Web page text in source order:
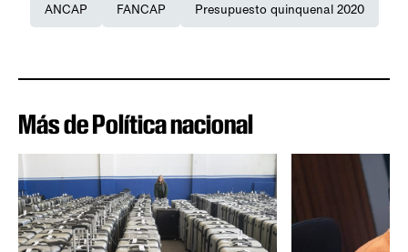
ANCAP FANCAP Presupuesto quinquenal 2020
Más de Política nacional